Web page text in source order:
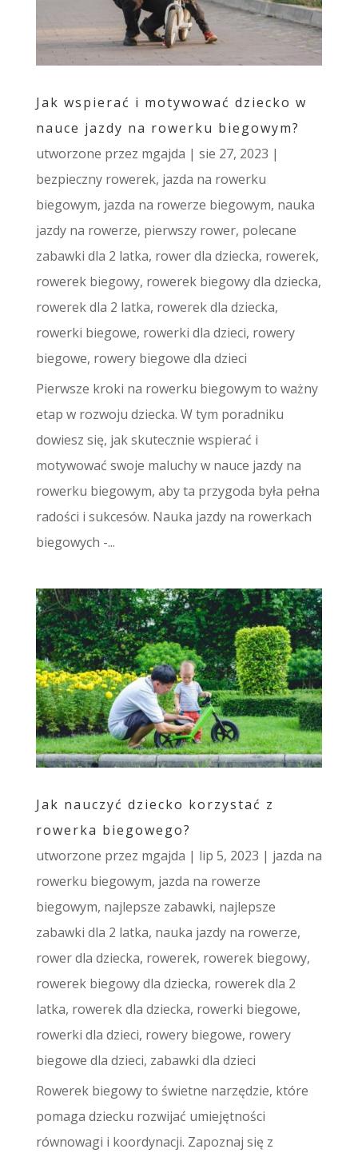
Jak wspierać i motywować dziecko w
nauce jazdy na rowerku biegowym?
utworzone przez mgajda | sie 27, 2023 |
bezpieczny rowerek, jazda na rowerku
biegowym, jazda na rowerze biegowym, nauka
jazdy na rowerze, pierwszy rower, polecane
zabawki dla 2 latka, rower dla dziecka, rowerek,
rowerek biegowy, rowerek biegowy dla dziecka,
rowerek dla 2 latka, rowerek dla dziecka,
rowerki biegowe, rowerki dla dzieci, rowery
biegowe, rowery biegowe dla dzieci
Pierwsze kroki na rowerku biegowym to ważny
etap w rozwoju dziecka. W tym poradniku
dowiesz się, jak skutecznie wspierać i
motywować swoje maluchy w nauce jazdy na
rowerku biegowym, aby ta przygoda była pełna
radości i sukcesów. Nauka jazdy na rowerkach
biegowych -...
Jak nauczyć dziecko korzystać z
rowerka biegowego?
utworzone przez mgajda | lip 5, 2023 | jazda na
rowerku biegowym, jazda na rowerze
biegowym, najlepsze zabawki, najlepsze
zabawki dla 2 latka, nauka jazdy na rowerze,
rower dla dziecka, rowerek, rowerek biegowy,
rowerek biegowy dla dziecka, rowerek dla 2
latka, rowerek dla dziecka, rowerki biegowe,
rowerki dla dzieci, rowery biegowe, rowery
biegowe dla dzieci, zabawki dla dzieci
Rowerek biegowy to świetne narzędzie, które
pomaga dziecku rozwijać umiejętności
równowagi i koordynacji. Zapoznaj się z